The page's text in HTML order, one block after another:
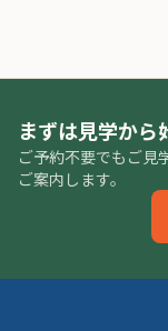
まずは見学から
ご予約不要でもご見
ご案内します。